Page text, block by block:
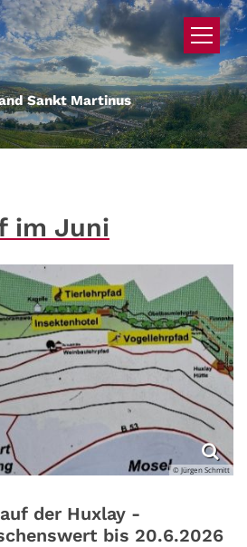
Sankt Martinus
im Juni
© Jürgen Schmitt
der Huxlay -
bis 20.6.2026